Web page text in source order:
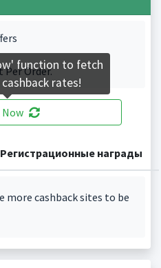
Per Order.
Now
Регистрационные награды
more cashback sites to be
function to fetch
rates!